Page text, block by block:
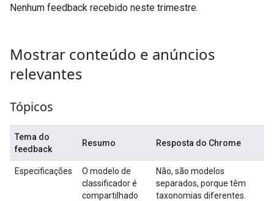
Nenhum feedback recebido neste trimestre.
Mostrar conteúdo e anúncios
relevantes
Tópicos
Tema do
feedback
Resumo Resposta do Chrome
Especificações
O modelo de
classificador é
compartilhado
Não, são modelos
separados, porque têm
taxonomias diferentes.